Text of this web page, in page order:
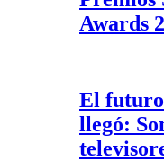
Awards
El futuro
llegó: